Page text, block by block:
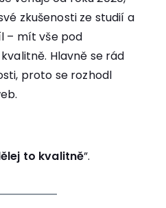
zkušenosti ze studií a
– mít vše pod
Hlavně se rád
proto se rozhodl
to kvalitně”.